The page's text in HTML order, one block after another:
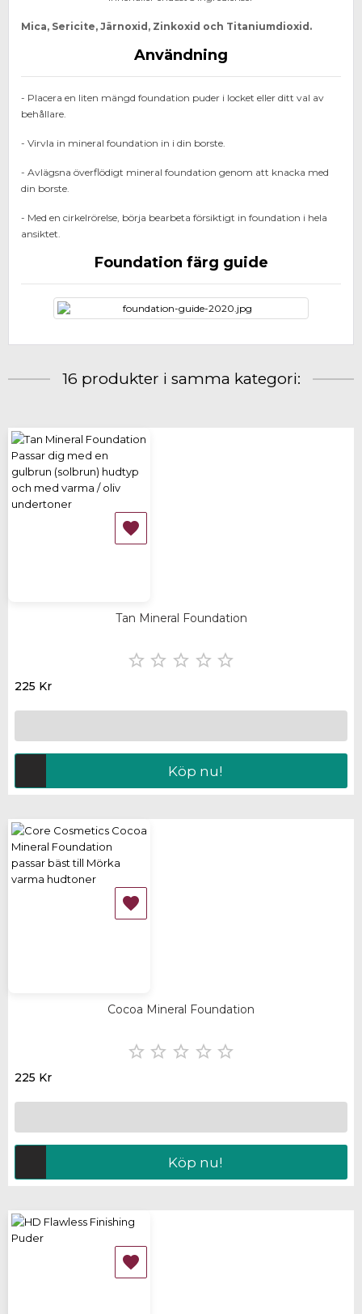
Mica, Sericite, Järnoxid, Zinkoxid och Titaniumdioxid.
Användning
- Placera en liten mängd foundation puder i locket eller ditt val av
behållare.
- Virvla in mineral foundation in i din borste.
- Avlägsna överflödigt mineral foundation genom att knacka med
din borste.
- Med en cirkelrörelse, börja bearbeta försiktigt in foundation i hela
ansiktet.
Foundation färg guide
16 produkter i samma kategori:

Tan Mineral Foundation
    
225 Kr
Köp nu!

Cocoa Mineral Foundation
    
225 Kr
Köp nu!
